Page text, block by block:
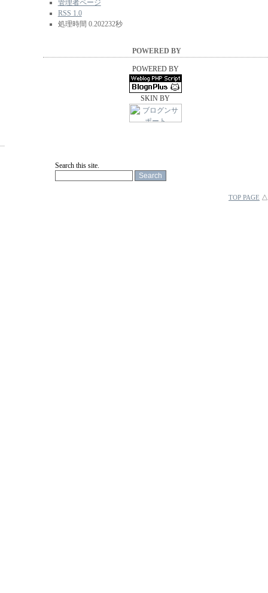
管理者ページ
RSS 1.0
処理時間 0.202232秒
POWERED BY
POWERED BY
SKIN BY
Search this site.
TOP PAGE △